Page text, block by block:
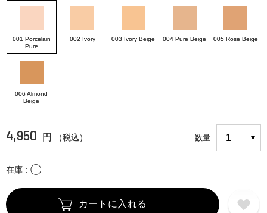
001 Porcelain
Pure
002 Ivory 003 Ivory Beige 004 Pure Beige 005 Rose Beige
006 Almond
Beige
4,950 円 （税込） 数量
在庫 〇
カートに入れる